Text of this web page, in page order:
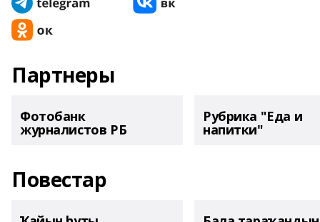
Партнеры
Фотобанк
журналистов РБ
Рубрика "Еда и
напитки"
Повестар